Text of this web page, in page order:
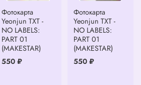
Фотокарта
Yeonjun TXT -
NO LABELS:
PART 01
(MAKESTAR)
550 ₽
Фотокарта
Yeonjun TXT -
NO LABELS:
PART 01
(MAKESTAR)
550 ₽